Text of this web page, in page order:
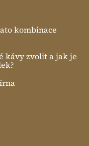
kombinace
kávy zvolit a jak je